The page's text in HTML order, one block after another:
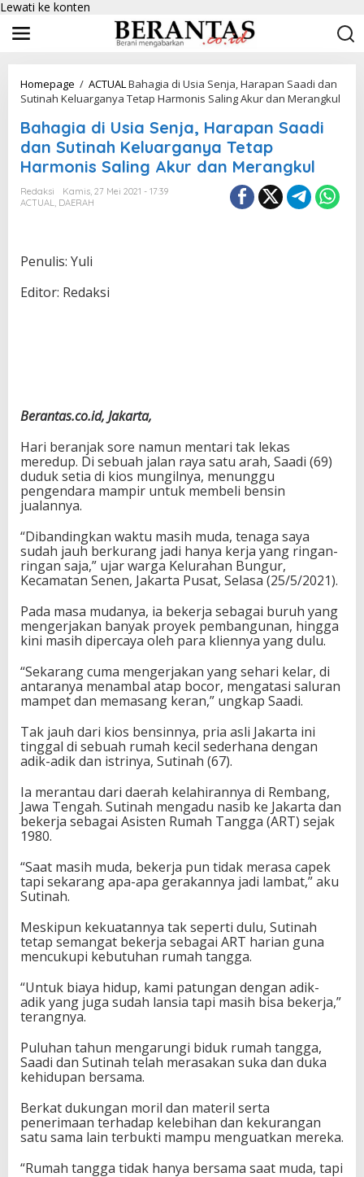
Lewati ke konten
Homepage / ACTUALBahagia di Usia Senja, Harapan Saadi dan
Sutinah Keluarganya Tetap Harmonis Saling Akur dan Merangkul
Bahagia di Usia Senja, Harapan Saadi
dan Sutinah Keluarganya Tetap
Harmonis Saling Akur dan Merangkul
Redaksi
Kamis, 27 Mei 2021 - 17:39
ACTUAL, DAERAH
Penulis: Yuli
Editor: Redaksi
Berantas.co.id, Jakarta,
Hari beranjak sore namun mentari tak lekas
meredup. Di sebuah jalan raya satu arah, Saadi (69)
duduk setia di kios mungilnya, menunggu
pengendara mampir untuk membeli bensin
jualannya.
“Dibandingkan waktu masih muda, tenaga saya
sudah jauh berkurang jadi hanya kerja yang ringan-
ringan saja,” ujar warga Kelurahan Bungur,
Kecamatan Senen, Jakarta Pusat, Selasa (25/5/2021).
Pada masa mudanya, ia bekerja sebagai buruh yang
mengerjakan banyak proyek pembangunan, hingga
kini masih dipercaya oleh para kliennya yang dulu.
“Sekarang cuma mengerjakan yang sehari kelar, di
antaranya menambal atap bocor, mengatasi saluran
mampet dan memasang keran,” ungkap Saadi.
Tak jauh dari kios bensinnya, pria asli Jakarta ini
tinggal di sebuah rumah kecil sederhana dengan
adik-adik dan istrinya, Sutinah (67).
Ia merantau dari daerah kelahirannya di Rembang,
Jawa Tengah. Sutinah mengadu nasib ke Jakarta dan
bekerja sebagai Asisten Rumah Tangga (ART) sejak
1980.
“Saat masih muda, bekerja pun tidak merasa capek
tapi sekarang apa-apa gerakannya jadi lambat,” aku
Sutinah.
Meskipun kekuatannya tak seperti dulu, Sutinah
tetap semangat bekerja sebagai ART harian guna
mencukupi kebutuhan rumah tangga.
“Untuk biaya hidup, kami patungan dengan adik-
adik yang juga sudah lansia tapi masih bisa bekerja,”
terangnya.
Puluhan tahun mengarungi biduk rumah tangga,
Saadi dan Sutinah telah merasakan suka dan duka
kehidupan bersama.
Berkat dukungan moril dan materil serta
penerimaan terhadap kelebihan dan kekurangan
satu sama lain terbukti mampu menguatkan mereka.
“Rumah tangga tidak hanya bersama saat muda, tapi